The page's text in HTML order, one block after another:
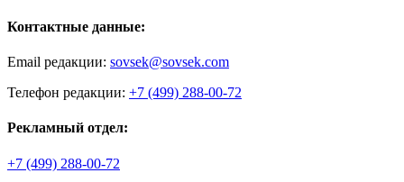
Контактные данные:
Email редакции: sovsek@sovsek.com
Телефон редакции: +7 (499) 288-00-72
Рекламный отдел:
+7 (499) 288-00-72